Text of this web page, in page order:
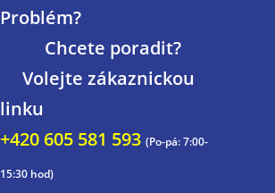
Problém?
Chcete poradit?
Volejte zákaznickou
linku
+420 605 581 593 (Po-pá: 7:00-
15:30 hod)